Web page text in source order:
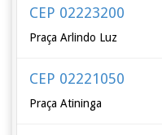
CEP 02223200
Praça Arlindo Luz
CEP 02221050
Praça Atininga